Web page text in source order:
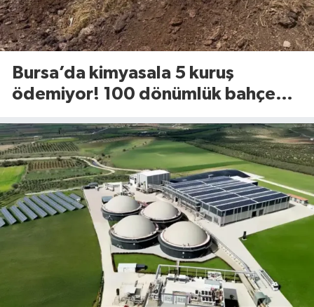
Bursa’da kimyasala 5 kuruş
ödemiyor! 100 dönümlük bahçede